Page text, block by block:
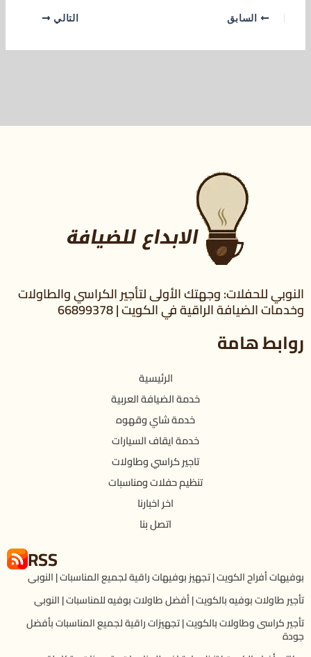
السابق التالي
النوبي للحفلات: وجهتك الأولى لتأجير الكراسي والطاولات
وخدمات الضيافة الراقية في الكويت | 66899378
روابط هامة
الرئيسية
خدمة الضيافة العربية
خدمة شاي وقهوه
خدمة ايقاف السيارات
تاجير كراسي وطاولات
تنظيم حفلات ومناسبات
اخر اخبارنا
اتصل بنا
RSS
بوفيهات أفراح الكويت | تجهيز بوفيهات راقية لجميع المناسبات | النوبي
تأجير طاولات بوفيه بالكويت | أفضل طاولات بوفيه للمناسبات | النوبي
تأجير كراسى وطاولات بالكويت | تجهيزات راقية لجميع المناسبات بأفضل
جودة